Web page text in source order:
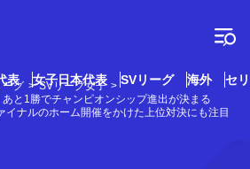
表 女子日本代表 SVリーグ 海外 セ
ーグ
SVリーグ女子
あと1勝でチャンピオンシップ進出が決まる
ナルのホーム開催をかけた上位対決にも注目